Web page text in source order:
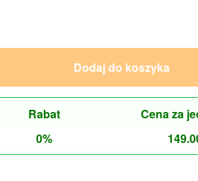
Dodaj do koszyka
Rabat
Cena za
0%